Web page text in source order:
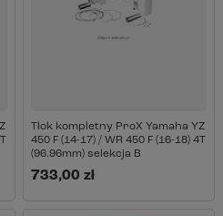
Tłok kompletny ProX Yamaha YZ
450 F (14-17) / WR 450 F (16-18) 4T
(96.96mm) selekcja B
733,00 zł